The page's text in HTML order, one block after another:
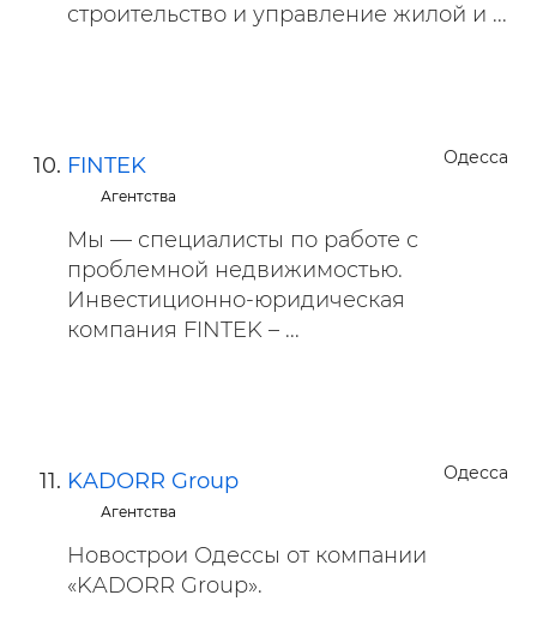
строительство и управление жилой и ...
Одесса
FINTEK
Агентства
Мы — специалисты по работе с
проблемной недвижимостью.
Инвестиционно-юридическая
компания FINTEK – ...
Одесса
KADORR Group
Агентства
Новострои Одессы от компании
«KADORR Group».